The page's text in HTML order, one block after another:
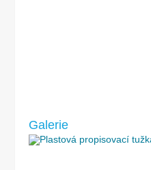
Galerie